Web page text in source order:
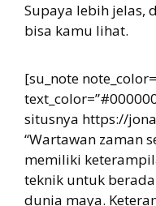
Supaya lebih jelas,
bisa kamu lihat.
[su_note
situsnya https://
“Wartawan zaman
memiliki
teknik untuk
dunia maya.